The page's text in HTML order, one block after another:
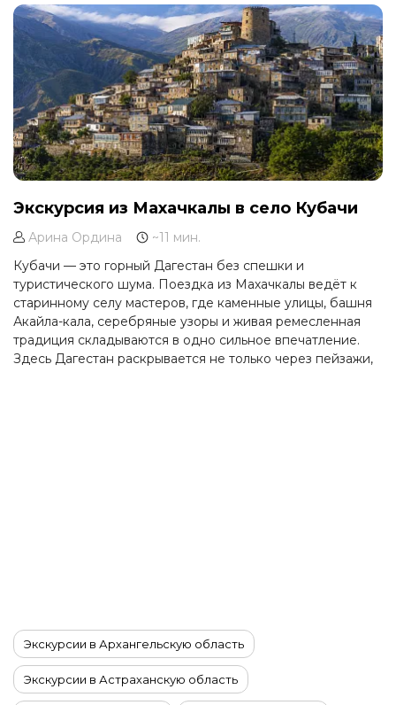
Экскурсия из Махачкалы в село Кубачи
Арина Ордина
~11 мин.
Кубачи — это горный Дагестан без спешки и
туристического шума. Поездка из Махачкалы ведёт к
старинному селу мастеров, где каменные улицы, башня
Акайла-кала, серебряные узоры и живая ремесленная
традиция складываются в одно сильное впечатление.
Здесь Дагестан раскрывается не только через пейзажи,
Экскурсии в Архангельскую область
Экскурсии в Астраханскую область